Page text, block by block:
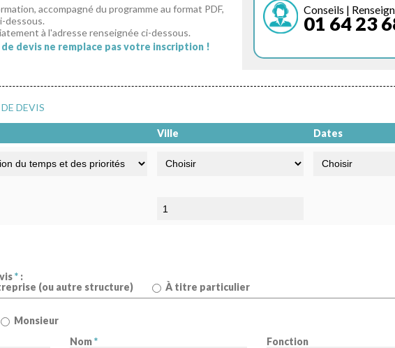
accompagné du programme au format PDF,
dessous.
à l'adresse renseignée ci-dessous.
devis ne remplace pas votre inscription !
Conseils |
01 64 23
DEVIS
Ville Dates
* :
(ou autre structure)
À titre particulier
Monsieur
Nom* Fonction